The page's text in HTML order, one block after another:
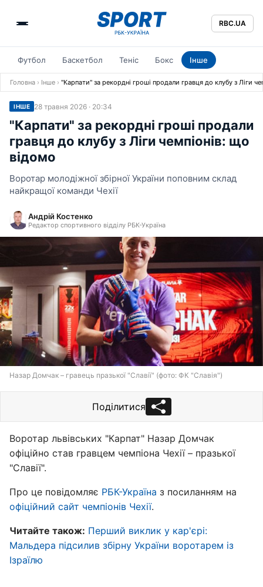
RBC.UA
Футбол Баскетбол Теніс Бокс Інше
Головна › Інше › "Карпати" за рекордні гроші продали гравця до клубу з Ліги
ІНШЕ 28 травня 2026 · 20:34
"Карпати" за рекордні гроші продали
гравця до клубу з Ліги чемпіонів: що
відомо
Воротар молодіжної збірної України поповним склад
найкращої команди Чехії
Андрій Костенко
Редактор спортивного відділу РБК-Україна
Назар Домчак – гравець празької "Славії" (фото: ФК "Славія")
Поділитися
Воротар львівських "Карпат" Назар Домчак
офіційно став гравцем чемпіона Чехії – празької
"Славії".
Про це повідомляє РБК-Україна з посиланням на
офіційний сайт чемпіонів Чехії.
Читайте також: Перший виклик у кар'єрі:
Мальдера підсилив збірну України воротарем із
Ізраїлю